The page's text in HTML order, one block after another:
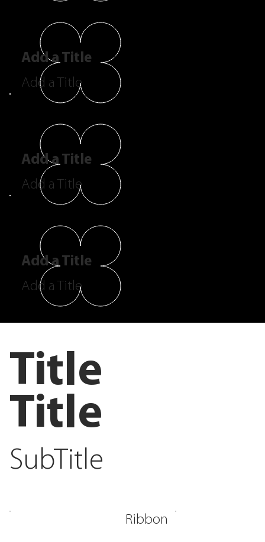
Add a Title
Add a Title
Add a Title
Add a Title
Add a Title
Add a Title
Title
Title
SubTitle
Ribbon